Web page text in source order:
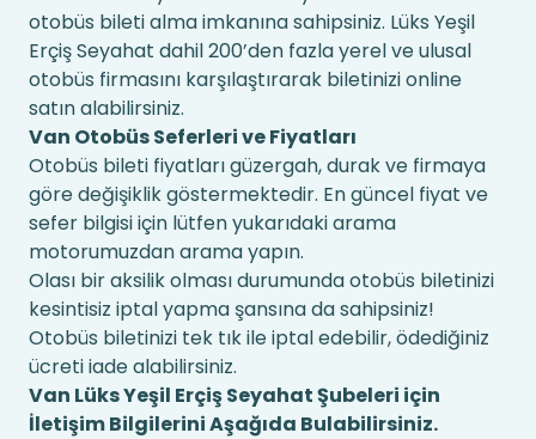
otobüs bileti alma imkanına sahipsiniz. Lüks Yeşil
Erçiş Seyahat dahil 200’den fazla yerel ve ulusal
otobüs firmasını karşılaştırarak biletinizi online
satın alabilirsiniz.
Van Otobüs Seferleri ve Fiyatları
Otobüs bileti fiyatları güzergah, durak ve firmaya
göre değişiklik göstermektedir. En güncel fiyat ve
sefer bilgisi için lütfen yukarıdaki arama
motorumuzdan arama yapın.
Olası bir aksilik olması durumunda otobüs biletinizi
kesintisiz iptal yapma şansına da sahipsiniz!
Otobüs biletinizi tek tık ile iptal edebilir, ödediğiniz
ücreti iade alabilirsiniz.
Van Lüks Yeşil Erçiş Seyahat Şubeleri için
İletişim Bilgilerini Aşağıda Bulabilirsiniz.